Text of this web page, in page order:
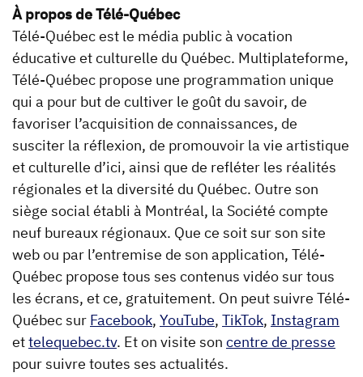
À propos de Télé-Québec
Télé-Québec est le média public à vocation
éducative et culturelle du Québec. Multiplateforme,
Télé-Québec propose une programmation unique
qui a pour but de cultiver le goût du savoir, de
favoriser l’acquisition de connaissances, de
susciter la réflexion, de promouvoir la vie artistique
et culturelle d’ici, ainsi que de refléter les réalités
régionales et la diversité du Québec. Outre son
siège social établi à Montréal, la Société compte
neuf bureaux régionaux. Que ce soit sur son site
web ou par l’entremise de son application, Télé-
Québec propose tous ses contenus vidéo sur tous
les écrans, et ce, gratuitement. On peut suivre Télé-
Québec sur Facebook, YouTube, TikTok, Instagram
ettelequebec.tv. Et on visite son centre de presse
pour suivre toutes ses actualités.